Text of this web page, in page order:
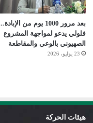
بعد مرور 1000 يوم من الإبادة..
فلولي يدعو لمواجهة المشروع
الصهيوني بالوعي والمقاطعة
23 يوليو، 2026
هيئات الحركة